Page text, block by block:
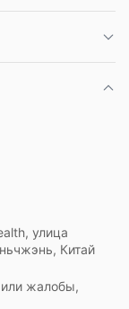
улица
Китай
или жалобы,